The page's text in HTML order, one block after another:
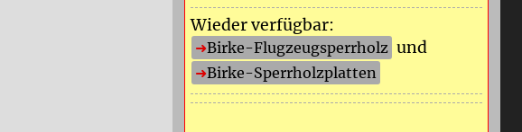
Wieder verfügbar:
Birke-Flugzeugsperrholz und
Birke-Sperrholzplatten